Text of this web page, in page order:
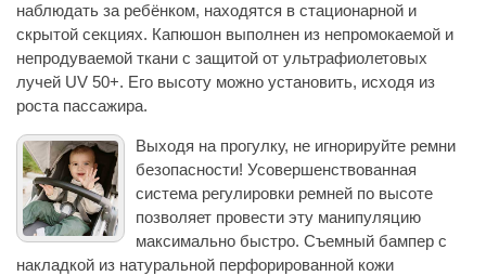
наблюдать за ребёнком, находятся в стационарной и
скрытой секциях. Капюшон выполнен из непромокаемой и
непродуваемой ткани с защитой от ультрафиолетовых
лучей UV 50+. Его высоту можно установить, исходя из
роста пассажира.
Выходя на прогулку, не игнорируйте ремни
безопасности! Усовершенствованная
система регулировки ремней по высоте
позволяет провести эту манипуляцию
максимально быстро. Съемный бампер с
накладкой из натуральной перфорированной кожи